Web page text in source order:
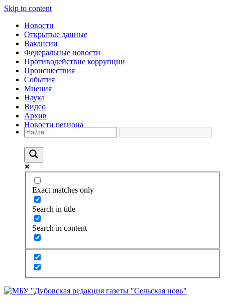
Skip to content
Новости
Открытые данные
Вакансии
Федеральные новости
Противодействие коррупции
Происшествия
События
Мнения
Наука
Видео
Архив
Новости региона
Exact matches only
Search in title
Search in content